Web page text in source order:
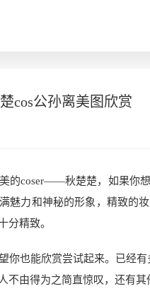
cos公孙离美图欣赏
的coser——秋楚楚，如果你
魅力和神秘的形象，精致的
分精致。
你也能欣赏尝试起来。已经
不由得为之简直惊叹，还有其